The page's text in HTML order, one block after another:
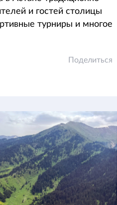
и гостей столицы
турниры и многое
Поделиться